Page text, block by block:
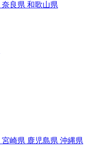
奈良県 和歌山県
宮崎県 鹿児島県 沖縄県